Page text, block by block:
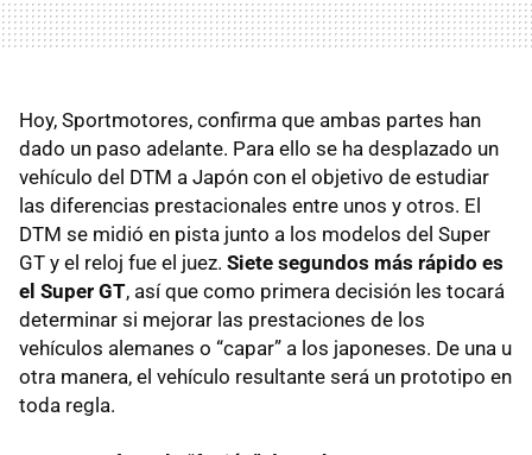
Hoy, Sportmotores, confirma que ambas partes han
dado un paso adelante. Para ello se ha desplazado un
vehículo del DTM a Japón con el objetivo de estudiar
las diferencias prestacionales entre unos y otros. El
DTM se midió en pista junto a los modelos del Super
GT y el reloj fue el juez. Siete segundos más rápido es
el Super GT, así que como primera decisión les tocará
determinar si mejorar las prestaciones de los
vehículos alemanes o “capar” a los japoneses. De una u
otra manera, el vehículo resultante será un prototipo en
toda regla.